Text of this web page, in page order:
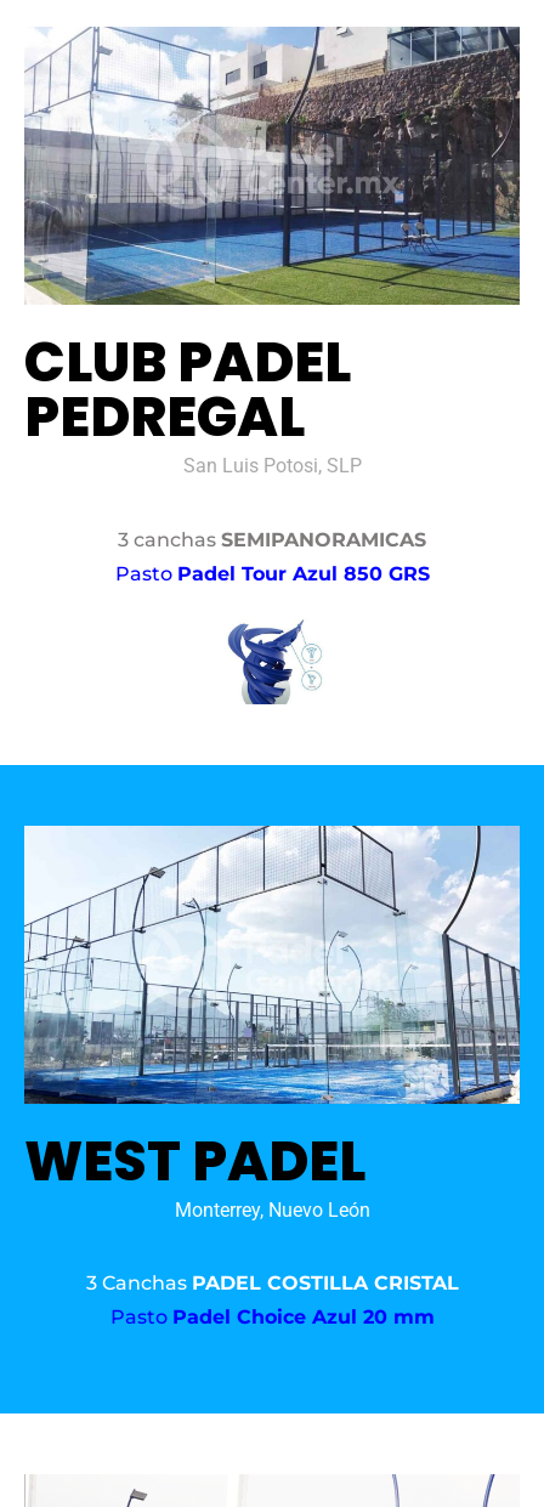
CLUB PADEL
PEDREGAL
San Luis Potosi, SLP
3 canchas SEMIPANORAMICAS
Pasto Padel Tour Azul 850 GRS
WEST PADEL
Monterrey, Nuevo León
3 Canchas PADEL COSTILLA CRISTAL
Pasto Padel Choice Azul 20 mm